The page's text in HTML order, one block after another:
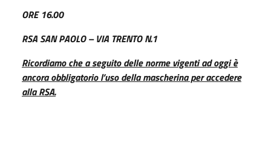
ORE 16.00
RSA SAN PAOLO – VIA TRENTO N.1
Ricordiamo che a seguito delle norme vigenti ad oggi è
ancora obbligatorio l’uso della mascherina per accedere
alla RSA.